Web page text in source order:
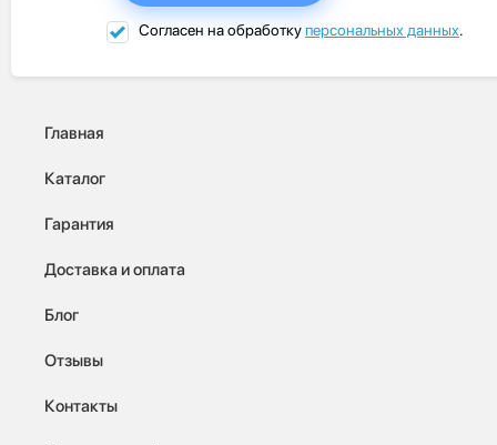
Согласен на обработкуперсональных данных.
Главная
Каталог
Гарантия
Доставка и оплата
Блог
Отзывы
Контакты